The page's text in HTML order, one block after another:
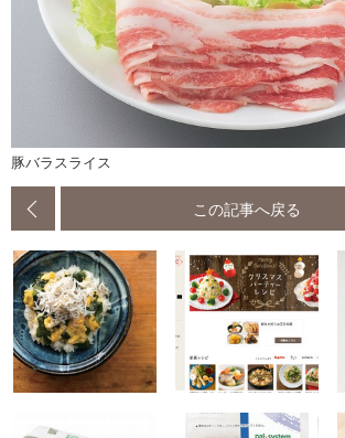
豚バラスライス
この記事へ戻る